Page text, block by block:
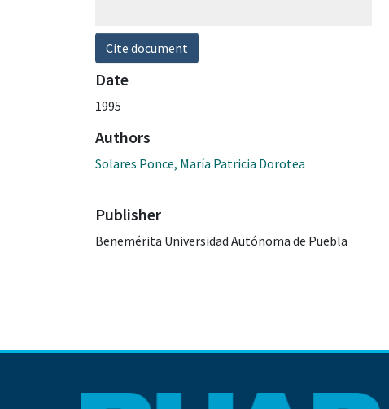
Cite document
Date
1995
Authors
Solares Ponce, María Patricia Dorotea
Publisher
Benemérita Universidad Autónoma de Puebla